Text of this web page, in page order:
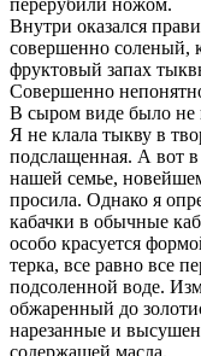
Внутри оказался
совершенно соленый,
фруктовый запах
Совершенно
В сыром виде было не
Я не клала тыкву в
подслащенная. А вот
нашей семье,
просила. Однако я
кабачки в обычные
особо красуется
терка, все равно все
подсоленной воде.
обжаренный до
нарезанные и
содержащей масла.